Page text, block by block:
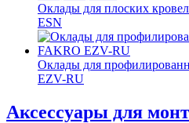
Оклады для плоских
ESN
Оклады для
EZV-RU
Аксессуары для